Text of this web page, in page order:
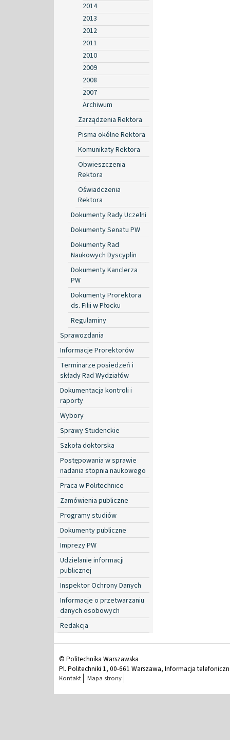
2014
2013
2012
2011
2010
2009
2008
2007
Archiwum
Zarządzenia Rektora
Pisma okólne Rektora
Komunikaty Rektora
Obwieszczenia
Rektora
Oświadczenia
Rektora
Dokumenty Rady Uczelni
Dokumenty Senatu PW
Dokumenty Rad
Naukowych Dyscyplin
Dokumenty Kanclerza
PW
Dokumenty Prorektora
ds. Filii w Płocku
Regulaminy
Sprawozdania
Informacje Prorektorów
Terminarze posiedzeń i
składy Rad Wydziałów
Dokumentacja kontroli i
raporty
Wybory
Sprawy Studenckie
Szkoła doktorska
Postępowania w sprawie
nadania stopnia naukowego
Praca w Politechnice
Zamówienia publiczne
Programy studiów
Dokumenty publiczne
Imprezy PW
Udzielanie informacji
publicznej
Inspektor Ochrony Danych
Informacje o przetwarzaniu
danych osobowych
Redakcja
© Politechnika Warszawska
Pl. Politechniki 1, 00-661 Warszawa, Informacja
Kontakt Mapa strony